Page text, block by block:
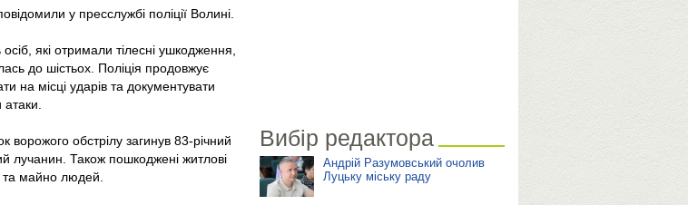
у пресслужбі поліції Волині.
осіб, які отримали тілесні ушкодження,
до шістьох. Поліція продовжує
на місці ударів та документувати
атаки.
ворожого обстрілу загинув 83-річний
лучанин. Також пошкоджені житлові
та майно людей.
Вибір редактора
Андрій Разумовський очолив
Луцьку міську раду